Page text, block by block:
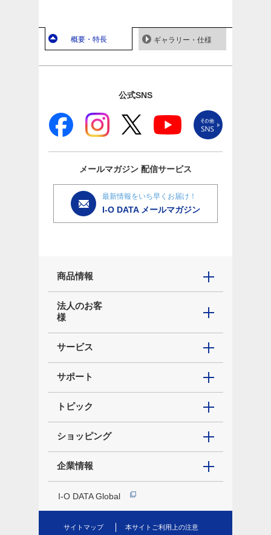
概要・特長 ギャラリー・仕様
公式SNS
メールマガジン 配信サービス
最新情報をいち早くお届け！
I-O DATA メールマガジン
商品情報
法人のお客
様
サービス
サポート
トピック
ショッピング
企業情報
I-O DATA Global
サイトマップ 本サイトご利用上の注意